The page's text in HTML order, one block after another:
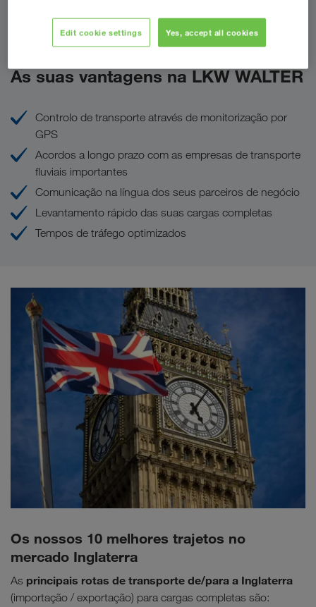
Pedir oferta
As suas vantagens na LKW WALTER
Controlo de transporte através de monitorização por
GPS
Acordos a longo prazo com as empresas de transporte
fluviais importantes
Comunicação na língua dos seus parceiros de negócio
Levantamento rápido das suas cargas completas
Tempos de tráfego optimizados
Os nossos 10 melhores trajetos no
mercado Inglaterra
As principais rotas de transporte de/para a Inglaterra
(importação / exportação) para cargas completas são:
Edit cookie settings Yes, accept all cookies